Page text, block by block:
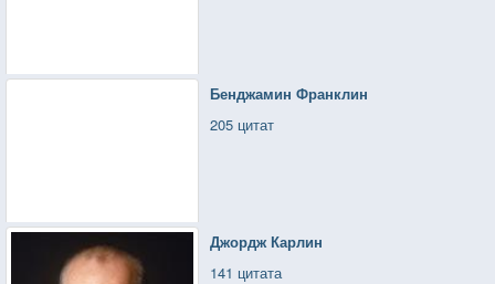
Бенджамин Франклин
205 цитат
Джордж Карлин
141 цитата